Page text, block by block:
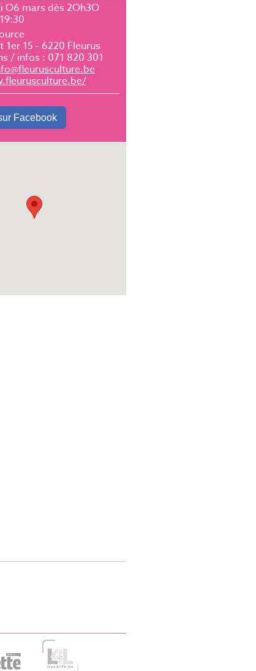
O6 mars dès 2Oh3O
1er 15 - 6220 Fleurus
/ infos : 071 820 301
Facebook